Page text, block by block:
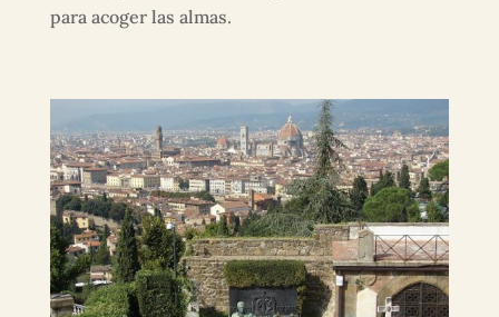
para acoger las almas.